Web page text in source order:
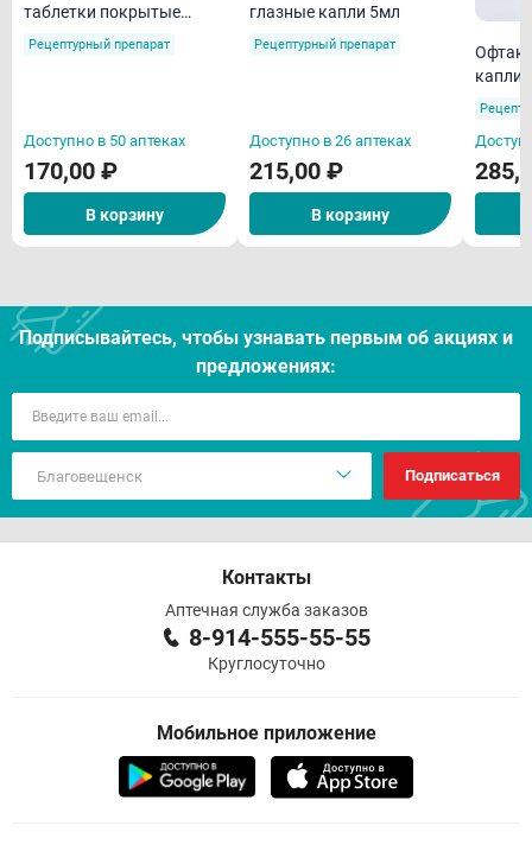
таблетки покрытые
пленочной оболочкой
Рецептурный препарат
Доступно в 50 аптеках
170,00 ₽
В корзину
глазные капли 5мл
Рецептурный препарат
Доступно в 26 аптеках
215,00 ₽
В корзину
капли
Подписывайтесь, чтобы узнавать первым об акцияx и
предложениях:
Подписаться
Контакты
Аптечная служба заказов
8-914-555-55-55
Круглосуточно
Мобильное приложение